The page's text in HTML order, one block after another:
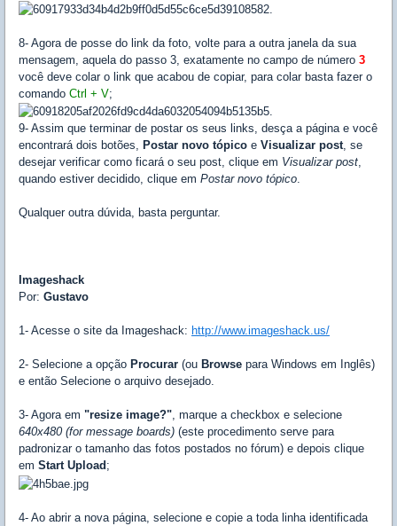
8- Agora de posse do link da foto, volte para a outra janela da sua
mensagem, aquela do passo 3, exatamente no campo de número 3
você deve colar o link que acabou de copiar, para colar basta fazer o
comando Ctrl + V;
9- Assim que terminar de postar os seus links, desça a página e você
encontrará dois botões, Postar novo tópico e Visualizar post, se
desejar verificar como ficará o seu post, clique em Visualizar post,
quando estiver decidido, clique em Postar novo tópico.
Qualquer outra dúvida, basta perguntar.
Imageshack
Por: Gustavo
1- Acesse o site da Imageshack: http://www.imageshack.us/
2- Selecione a opção Procurar (ou Browse para Windows em Inglês)
e então Selecione o arquivo desejado.
3- Agora em "resize image?", marque a checkbox e selecione
640x480 (for message boards) (este procedimento serve para
padronizar o tamanho das fotos postados no fórum) e depois clique
em Start Upload ;
4- Ao abrir a nova página, selecione e copie a toda linha identificada